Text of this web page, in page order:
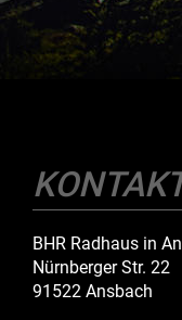
BHR Radhaus in
Nürnberger Str. 22
91522 Ansbach